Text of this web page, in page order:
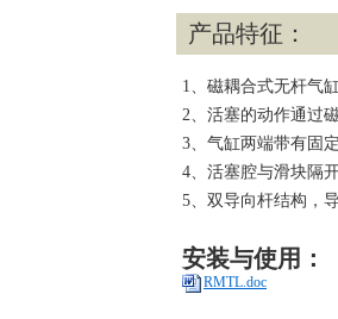
产品特征：
1、磁耦合式无杆气
2、活塞的动作通过
3、气缸两端带有固
4、活塞腔与滑块隔
5、双导向杆结构，
安装与使用：
RMTL.doc